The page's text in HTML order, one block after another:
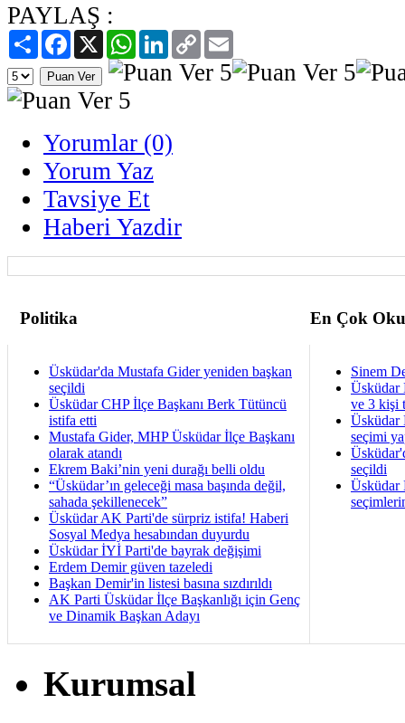
PAYLAŞ :
PaylaşFacebook
X WhatsAppLinkedIn
Copy
Link
Yorumlar (0)
Yorum Yaz
Tavsiye Et
Haberi Yazdir
Politika En Çok
Üsküdar'da Mustafa Gider yeniden başkan
seçildi
Üsküdar CHP İlçe Başkanı Berk Tütüncü
istifa etti
Mustafa Gider, MHP Üsküdar İlçe Başkanı
olarak atandı
Ekrem Baki’nin yeni durağı belli oldu
“Üsküdar’ın geleceği masa başında değil,
sahada şekillenecek”
Üsküdar AK Parti'de sürpriz istifa! Haberi
Sosyal Medya hesabından duyurdu
Üsküdar İYİ Parti'de bayrak değişimi
Erdem Demir güven tazeledi
Başkan Demir'in listesi basına sızdırıldı
AK Parti Üsküdar İlçe Başkanlığı için Genç
ve Dinamik Başkan Adayı
Sinem
Üsküdar
ve 3 kişi
Üsküdar
seçimi
seçildi
Üsküdar
Kurumsal